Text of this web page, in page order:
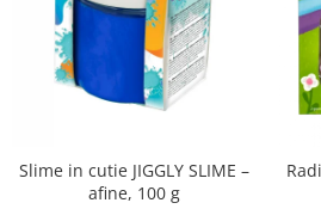
Slime in cutie JIGGLY SLIME –
afine, 100 g